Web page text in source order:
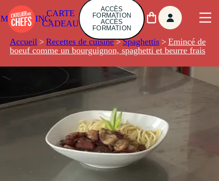
CARTE
CADEAU
ACCÈS
FORMATION
ACCÈS
FORMATION
Accueil > Recettes de cuisine > Spaghettis > Emincé de
boeuf comme un bourguignon, spaghetti et beurre frais